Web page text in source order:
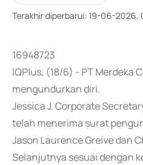
Terakhir diperbarui: 19-06-2026,
16948723
IQPlus, (18/6) - PT Merdeka
mengundurkan diri.
Jessica J. Corporate
telah menerima surat
Jason Laurence Greive dan
Selanjutnya sesuai dengan